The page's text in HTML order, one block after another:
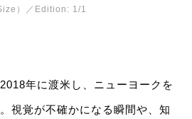
）／Edition: 1/1
年に渡米し、ニューヨークを
視覚が不確かになる瞬間や、知